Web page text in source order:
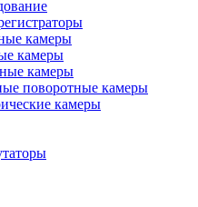
камеры
камеры
камеры
поворотные камеры
камеры